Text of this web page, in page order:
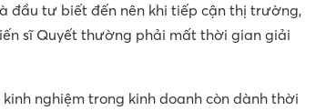
đầu tư biết đến nên khi tiếp cận thị trường,
sĩ Quyết thường phải mất thời gian giải
nghiệm trong kinh doanh còn dành thời